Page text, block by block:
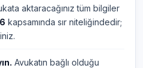
aktaracağınız tüm bilgiler
kapsamında sır niteliğindedir;
Avukatın bağlı olduğu